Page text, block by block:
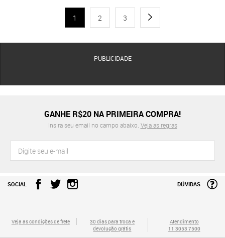
1 2 3
PUBLICIDADE
GANHE R$20 NA PRIMEIRA COMPRA!
Insira seu email no campo abaixo. Veja as regras
SOCIAL DÚVIDAS
Veja as condições de frete
30 dias para troca e
devolução grátis
Atendimento
11 3053 7500